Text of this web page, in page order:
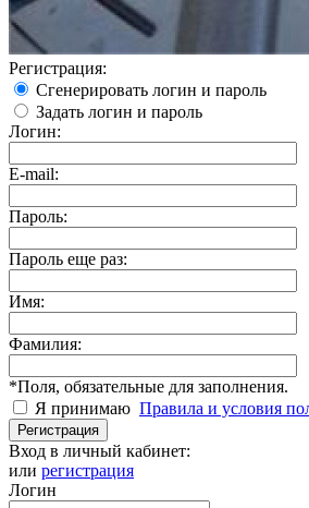
Регистрация:
Сгенерировать логин и пароль
Задать логин и пароль
Логин:
E-mail:
Пароль:
Пароль еще раз:
Имя:
Фамилия:
*Поля, обязательные для заполнения.
Я принимаю Правила и условия
Регистрация
Вход в личный кабинет:
или регистрация
Логин